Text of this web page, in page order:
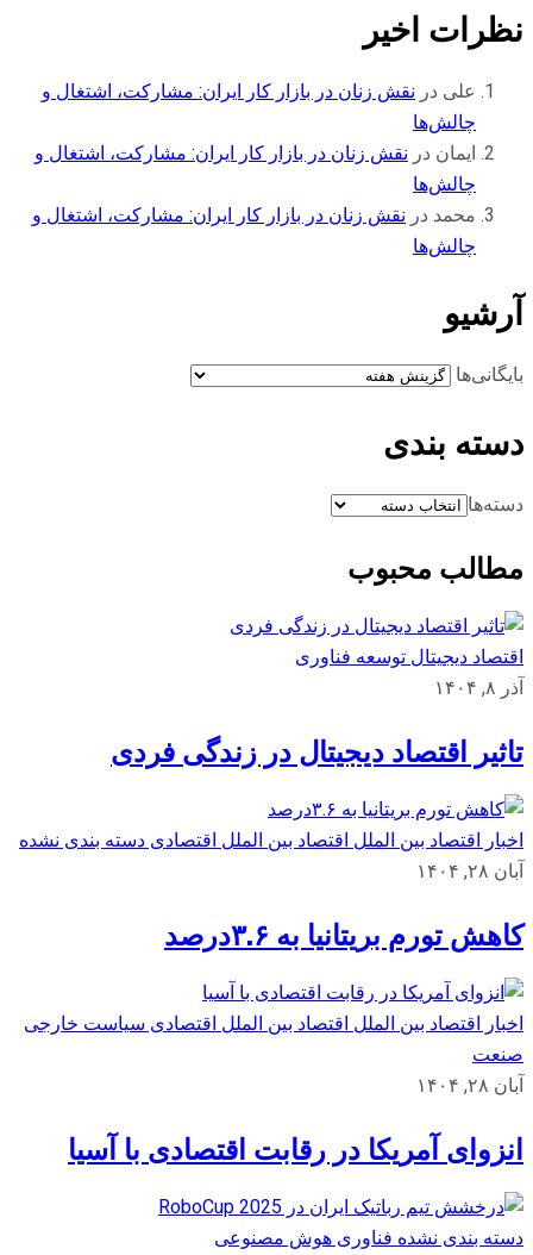
نظرات اخیر
علی در نقش زنان در بازار کار ایران: مشارکت، اشتغال و
چالش‌ها
ایمان در نقش زنان در بازار کار ایران: مشارکت، اشتغال و
چالش‌ها
محمد در نقش زنان در بازار کار ایران: مشارکت، اشتغال و
چالش‌ها
آرشیو
بایگانی‌ها
دسته بندی
دسته‌ها
مطالب محبوب
اقتصاد دیجیتال توسعه فناوری
آذر ۸, ۱۴۰۴
تاثیر اقتصاد دیجیتال در زندگی فردی
اخبار اقتصاد بین الملل اقتصاد بین الملل اقتصادی دسته بندی نشده
آبان ۲۸, ۱۴۰۴
کاهش تورم بریتانیا به ۳.۶درصد
اخبار اقتصاد بین الملل اقتصاد بین الملل اقتصادی سیاست خارجی
صنعت
آبان ۲۸, ۱۴۰۴
انزوای آمریکا در رقابت اقتصادی با آسیا
دسته بندی نشده فناوری هوش مصنوعی